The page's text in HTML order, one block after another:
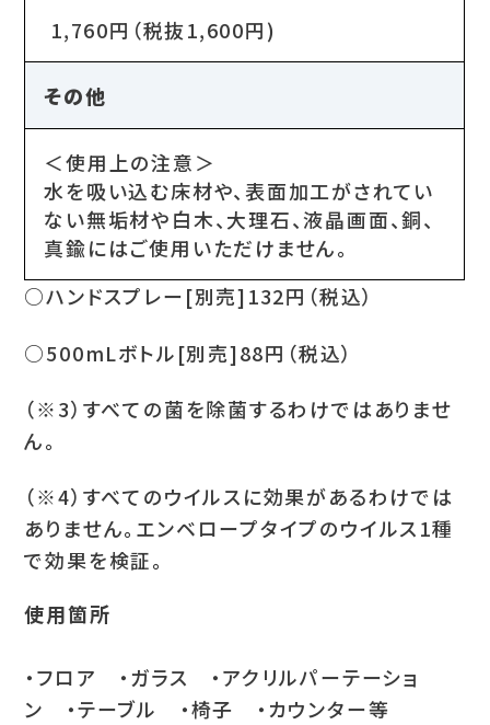
1,760円（税抜1,600円)
その他
＜使用上の注意＞
水を吸い込む床材や、表面加工がされてい
ない無垢材や白木、大理石、液晶画面、銅、
真鍮にはご使用いただけません。
○ハンドスプレー[別売]132円（税込）
○500mLボトル[別売]88円（税込）
（※3）すべての菌を除菌するわけではありませ
ん。
（※4）すべてのウイルスに効果があるわけでは
ありません。エンベロープタイプのウイルス1種
で効果を検証。
使用箇所
・フロア ・ガラス ・アクリルパーテーショ
ン ・テーブル ・椅子 ・カウンター等